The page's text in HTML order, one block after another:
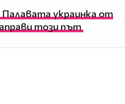
украинка от
този път